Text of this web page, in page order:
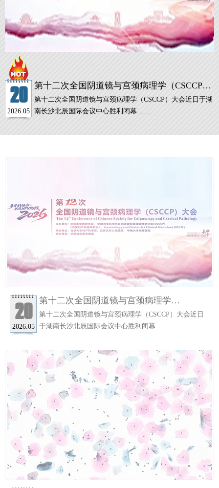
20
2026.05
第十二次全国阴道镜与宫颈病理学（CSCCP）
大会圆满闭幕，联合医学HPV E6/E7 mRNA 基
因分型检测广受好评
第十二次全国阴道镜与宫颈病理学（CSCCP）大会近日于湖
南长沙北辰国际会议中心胜利闭幕……
20
2026.05
第十二次全国阴道镜与宫颈病理学
（CSCCP）大会圆满闭幕，联合医学HPV
E6/E7 mRNA 基因分型检测广受好评
第十二次全国阴道镜与宫颈病理学（CSCCP）大会近日
于湖南长沙北辰国际会议中心胜利闭幕……